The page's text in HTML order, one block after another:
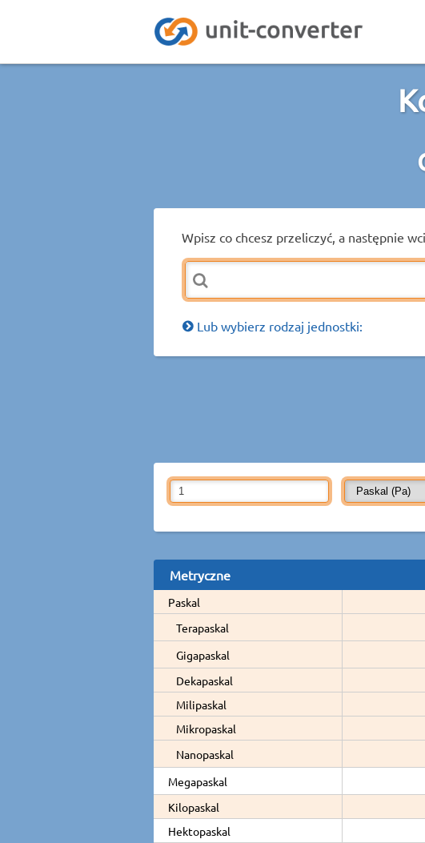
Wpisz co chcesz przeliczyć, a następnie
Lub wybierz rodzaj jednostki:
Metryczne
Paskal
Terapaskal
Gigapaskal
Dekapaskal
Milipaskal
Mikropaskal
Nanopaskal
Megapaskal
Kilopaskal
Hektopaskal